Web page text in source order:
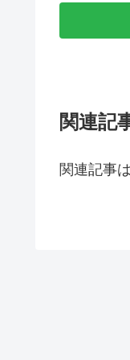
関連記
関連記事